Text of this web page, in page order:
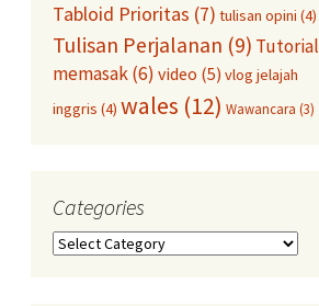
Tabloid Prioritas (7) tulisan opini (4)
Tulisan Perjalanan (9) Tutorial
memasak(6) video (5) vlog jelajah
inggris (4) wales (12) Wawancara (3)
Categories
Categories